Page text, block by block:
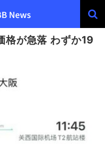
格が急落 わずか19